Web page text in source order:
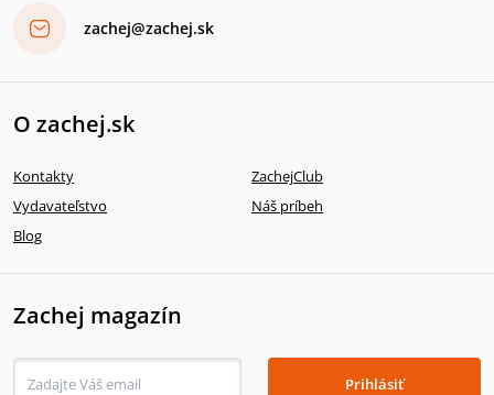
zachej@zachej.sk
O zachej.sk
Kontakty
ZachejClub
Vydavateľstvo
Náš príbeh
Blog
Zachej magazín
Prihlásiť